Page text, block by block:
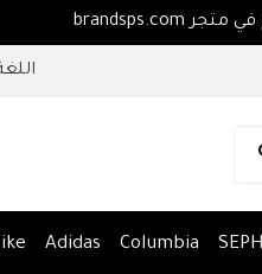
اهلا بكم في متجر brandsps.com
Columbia
Adidas